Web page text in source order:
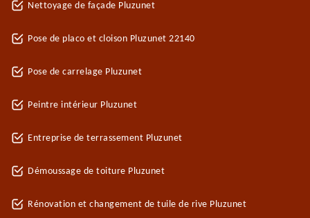
Nettoyage de façade Pluzunet
Pose de placo et cloison Pluzunet 22140
Pose de carrelage Pluzunet
Peintre intérieur Pluzunet
Entreprise de terrassement Pluzunet
Démoussage de toiture Pluzunet
Rénovation et changement de tuile de rive Pluzunet